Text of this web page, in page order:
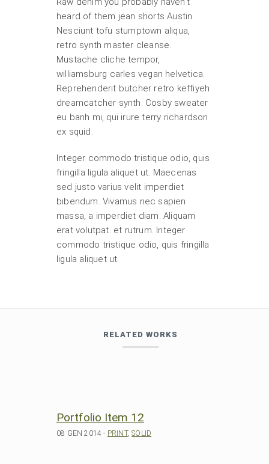
heard of them jean shorts Austin.
Nesciunt tofu stumptown aliqua,
retro synth master cleanse.
Mustache cliche tempor,
williamsburg carles vegan helvetica.
Reprehenderit butcher retro keffiyeh
dreamcatcher synth. Cosby sweater
eu banh mi, qui irure terry richardson
ex squid.
Integer commodo tristique odio, quis
fringilla ligula aliquet ut. Maecenas
sed justo varius velit imperdiet
bibendum. Vivamus nec sapien
massa, a imperdiet diam. Aliquam
erat volutpat. et rutrum. Integer
commodo tristique odio, quis fringilla
ligula aliquet ut.
RELATED WORKS
Portfolio Item 12
08 GEN 2014 - PRINT,SOLID